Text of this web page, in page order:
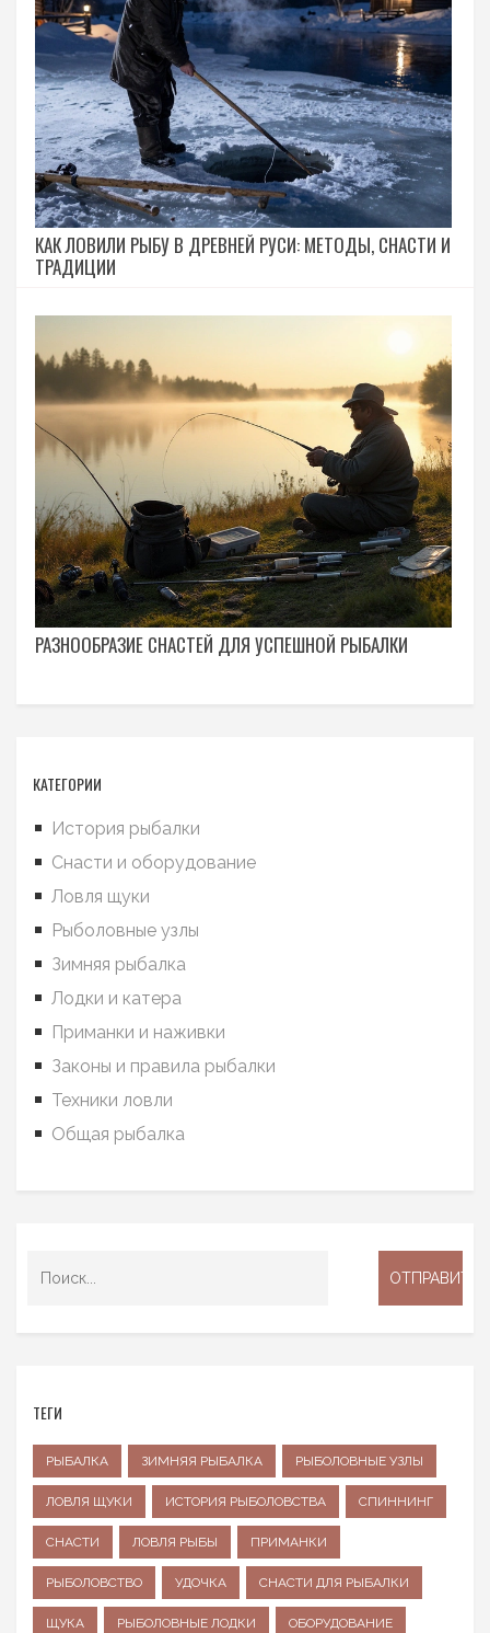
КАК ЛОВИЛИ РЫБУ В ДРЕВНЕЙ РУСИ: МЕТОДЫ, СНАСТИ И
ТРАДИЦИИ
РАЗНООБРАЗИЕ СНАСТЕЙ ДЛЯ УСПЕШНОЙ РЫБАЛКИ
КАТЕГОРИИ
История рыбалки
Снасти и оборудование
Ловля щуки
Рыболовные узлы
Зимняя рыбалка
Лодки и катера
Приманки и наживки
Законы и правила рыбалки
Техники ловли
Общая рыбалка
ТЕГИ
РЫБАЛКА ЗИМНЯЯ РЫБАЛКА РЫБОЛОВНЫЕ УЗЛЫ
ЛОВЛЯ ЩУКИ ИСТОРИЯ РЫБОЛОВСТВА СПИННИНГ
СНАСТИ ЛОВЛЯ РЫБЫ ПРИМАНКИ
РЫБОЛОВСТВО УДОЧКА СНАСТИ ДЛЯ РЫБАЛКИ
ЩУКА РЫБОЛОВНЫЕ ЛОДКИ ОБОРУДОВАНИЕ